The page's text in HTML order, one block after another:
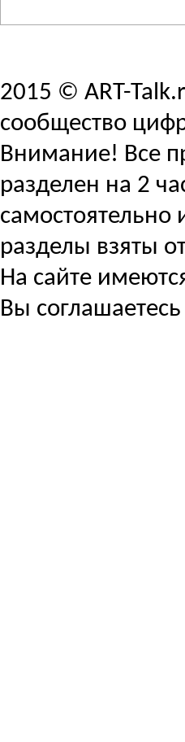
2015 © ART-
сообщество
Внимание! Все
разделен на 2
самостоятельно
разделы взяты
На сайте
Вы